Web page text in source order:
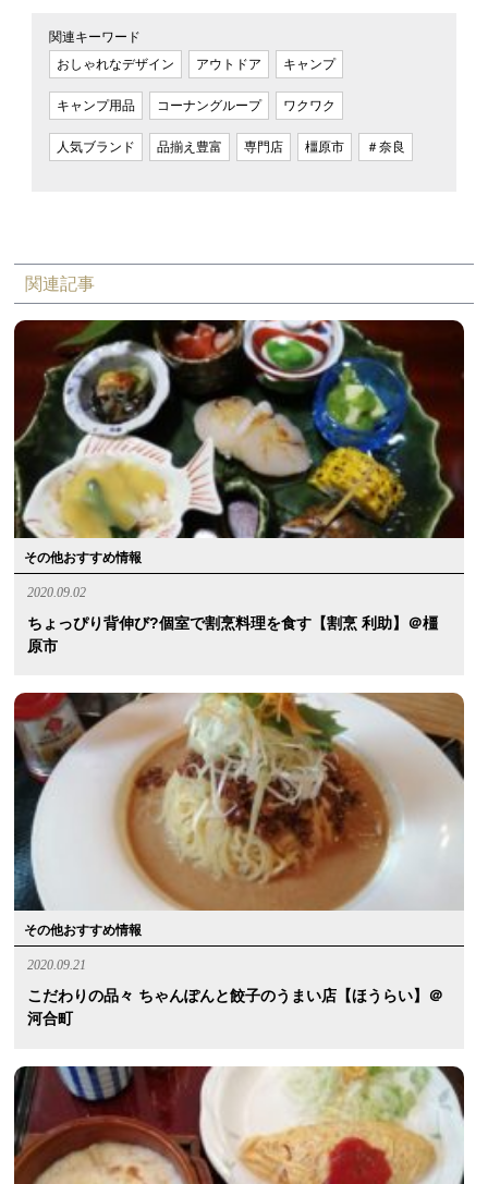
関連キーワード
おしゃれなデザイン
アウトドア キャンプ
キャンプ用品 コーナングループ ワクワク
人気ブランド 品揃え豊富 専門店 橿原市 ＃奈良
関連記事
その他おすすめ情報
2020.09.02
ちょっぴり背伸び?個室で割烹料理を食す【割烹 利助】＠橿
原市
その他おすすめ情報
2020.09.21
こだわりの品々 ちゃんぽんと餃子のうまい店【ほうらい】＠
河合町